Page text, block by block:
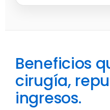
Beneficios
cirugía,
ingresos.